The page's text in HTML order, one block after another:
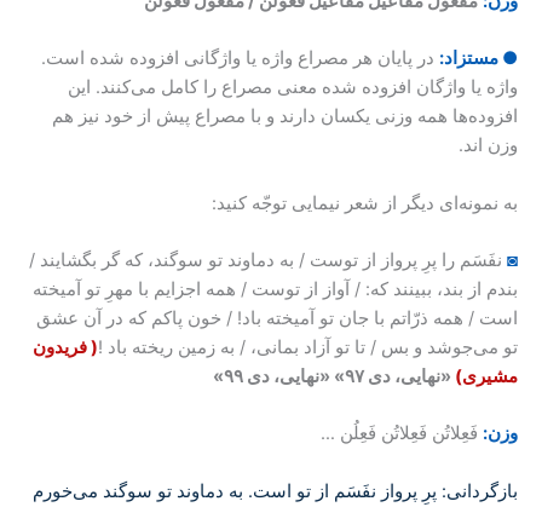
● مستزاد: در پایان هر مصراع واژه یا واژگانی افزوده شده است.
واژه یا واژگان افزوده شده معنی مصراع را کامل می‌کنند. این
افزوده‌ها همه وزنی یکسان دارند و با مصراع پیش از خود نیز هم
وزن اند.
به نمونه‌‌ای دیگر از شعر نیمایی توجّه کنید:
◙ نفَسَم را پرِ پرواز از توست / به دماوند تو سوگند، که گر بگشایند /
بندم از بند، ببینند که: / آواز از توست / همه اجزایم با مهرِ تو آمیخته
است / همه ذرّاتم با جان تو آمیخته باد! / خون پاکم که در آن عشق
تو می‌جوشد و بس / تا تو آزاد بمانی، / به زمین ریخته باد !( فریدون
مشیری) «نهایی، دی ۹۷» «نهایی، دی ۹۹»
وزن: فَعِلاتُن فَعِلاتُن فَعِلُن …
بازگردانی: پرِ پرواز نفَسَم از تو است. به دماوند تو سوگند می‌خورم